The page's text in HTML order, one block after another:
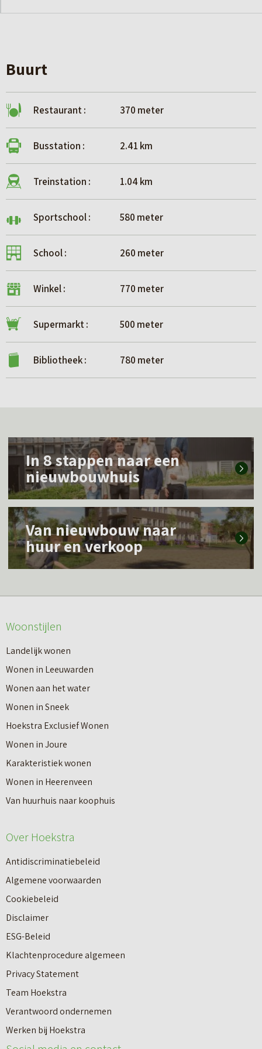
Nieuwbouw
buitenleven. De woningen zijn duurzaam gebouwd (A+++),
aan.
Heb je vragen over deze woningen? Neem dan contact met
ons op via:
nieuwbouw@makelaardijhoekstra .nl
058- 233 7382
Buurt
Restaurant : 370 meter
Busstation : 2.41 km
Treinstation : 1.04 km
Sportschool : 580 meter
School : 260 meter
Winkel : 770 meter
Supermarkt : 500 meter
Bibliotheek : 780 meter
L
s
m
e
o
e
r
I
n
8
s
t
a
p
p
n
n
a
a
r
e
e
n
n
i
e
u
In 8 stappen naar een
nieuwbouwhuis
L
e
s
e
o
v
e
r
V
a
n
n
e
Van nieuwbouw naar
huur en verkoop
Woonstijlen
Landelijk wonen
Wonen in Leeuwarden
Wonen aan het water
Wonen in Sneek
Hoekstra Exclusief Wonen
Wonen in Joure
Karakteristiek wonen
Wonen in Heerenveen
Van huurhuis naar koophuis
Over Hoekstra
Antidiscriminatiebeleid
Algemene voorwaarden
Cookiebeleid
Disclaimer
ESG-Beleid
Klachtenprocedure algemeen
Privacy Statement
Team Hoekstra
Verantwoord ondernemen
Werken bij Hoekstra